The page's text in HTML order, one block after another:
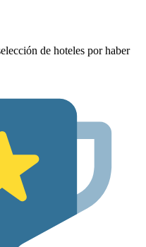
de hoteles por haber